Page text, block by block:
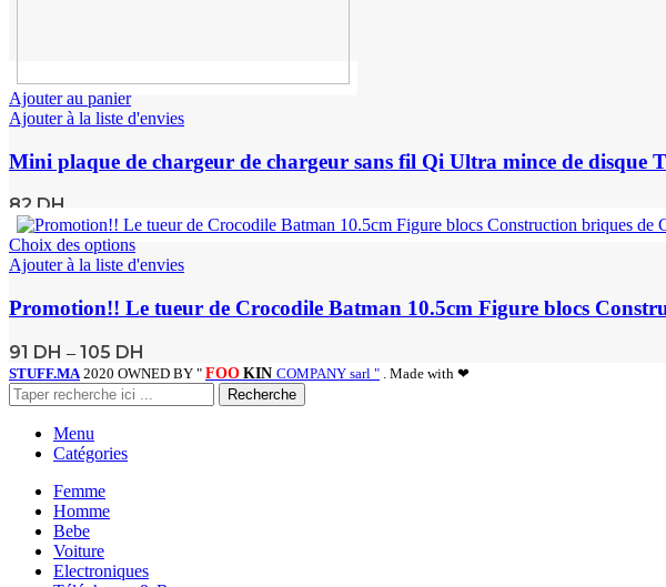
Ajouter au panier
Ajouter à la liste d'envies
Mini plaque de chargeur de chargeur sans fil Qi Ultra mince de disque
82 DH
Choix des options
Ajouter à la liste d'envies
Promotion!! Le tueur de Crocodile Batman 10.5cm Figure blocs
91 DH – 105 DH
STUFF.MA 2020 OWNED BY " FOO KIN COMPANY sarl " . Made with ❤
Recherche
Menu
Catégories
Femme
Homme
Bebe
Voiture
Electroniques